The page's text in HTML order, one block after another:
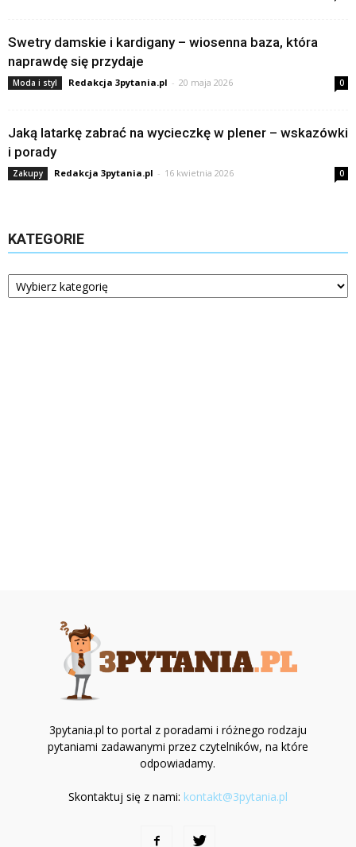
Swetry damskie i kardigany – wiosenna baza, która
naprawdę się przydaje
Moda i styl Redakcja 3pytania.pl - 20 maja 2026 0
Jaką latarkę zabrać na wycieczkę w plener – wskazówki
i porady
Zakupy Redakcja 3pytania.pl - 16 kwietnia 2026 0
KATEGORIE
Kategorie
3pytania.pl to portal z poradami i różnego rodzaju
pytaniami zadawanymi przez czytelników, na które
odpowiadamy.
Skontaktuj się z nami: kontakt@3pytania.pl